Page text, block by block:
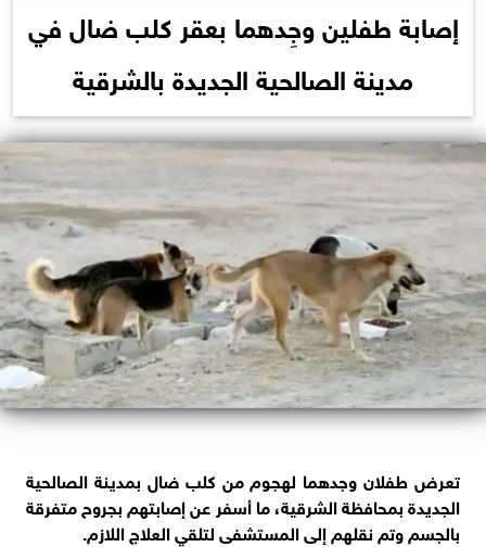
إصابة طفلين وجِدهما بعقر كلب ضال في
مدينة الصالحية الجديدة بالشرقية
تعرض طفلان وجدهما لهجوم من كلب ضال بمدينة الصالحية
الجديدة بمحافظة الشرقية، ما أسفر عن إصابتهم بجروح متفرقة
بالجسم وتم نقلهم إلى المستشفى لتلقي العلاج اللازم.